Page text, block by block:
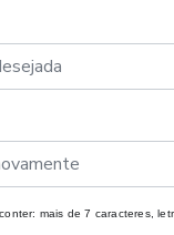
mais de 7 caracteres,